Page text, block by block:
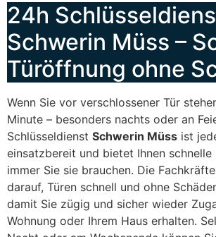
24h
Schwerin Müss –
Türöffnung ohne
Wenn Sie vor verschlossener Tür
Minute – besonders nachts oder an
Schlüsseldienst Schwerin Müss ist
einsatzbereit und bietet Ihnen schnelle
immer Sie sie brauchen. Die
darauf, Türen schnell und ohne
damit Sie zügig und sicher wieder
Wohnung oder Ihrem Haus erhalten.